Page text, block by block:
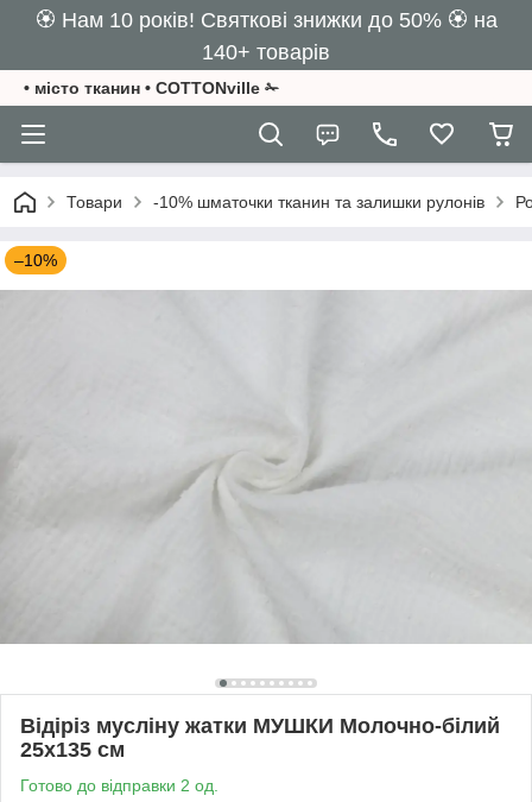
🏵️ Нам 10 років! Святкові знижки до 50% 🏵️ на
140+ товарів
• місто тканин • COTTONville ✁
Товари -10% шматочки тканин та залишки рулонів
–10%
Відіріз мусліну жатки МУШКИ Молочно-білий
25х135 см
Готово до відправки 2 од.